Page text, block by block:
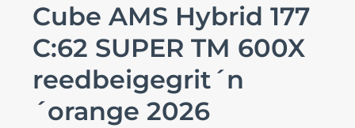
Cube AMS Hybrid 177
C:62 SUPER TM 600X
reedbeigegrit´n
´orange 2026